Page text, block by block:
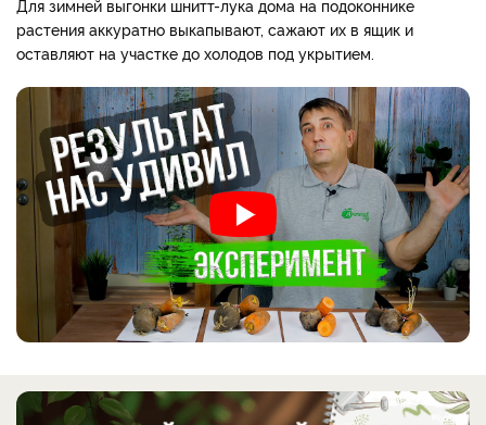
Для зимней выгонки шнитт-лука дома на подоконнике
растения аккуратно выкапывают, сажают их в ящик и
оставляют на участке до холодов под укрытием.